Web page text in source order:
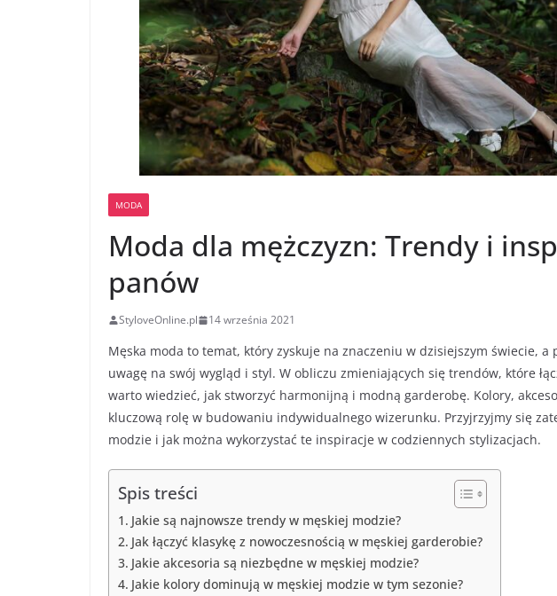
MODA
Moda dla mężczyzn: Trendy i
panów
StyloveOnline.pl 14 września 2021
Męska moda to temat, który zyskuje na znaczeniu w dzisiejszym świecie,
uwagę na swój wygląd i styl. W obliczu zmieniających się trendów, które
warto wiedzieć, jak stworzyć harmonijną i modną garderobę. Kolory,
kluczową rolę w budowaniu indywidualnego wizerunku. Przyjrzyjmy się
modzie i jak można wykorzystać te inspiracje w codziennych stylizacjach.
Spis treści
Jakie są najnowsze trendy w męskiej modzie?
Jak łączyć klasykę z nowoczesnością w męskiej garderobie?
Jakie akcesoria są niezbędne w męskiej modzie?
Jakie kolory dominują w męskiej modzie w tym sezonie?